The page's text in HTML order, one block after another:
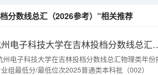
分数线总汇（2026参考）”相关推荐
2025年高考杭州电子科
电子科技大学在吉林投档分数线总汇物理类年份
组最低分/最低位次2025普通类本科批（002）